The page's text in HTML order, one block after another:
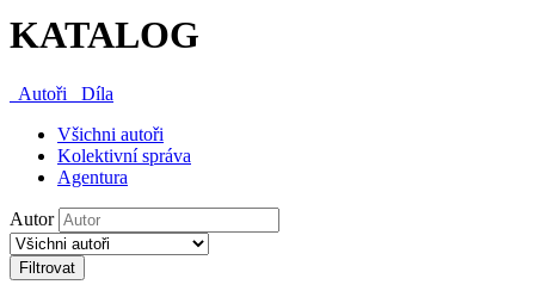
KATALOG
Autoři
Díla
Všichni autoři
Kolektivní správa
Agentura
Autor
Filtrovat